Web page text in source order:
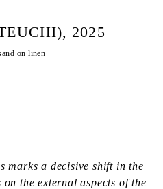
2025
on linen
marks a decisive shift in the
the external aspects of the